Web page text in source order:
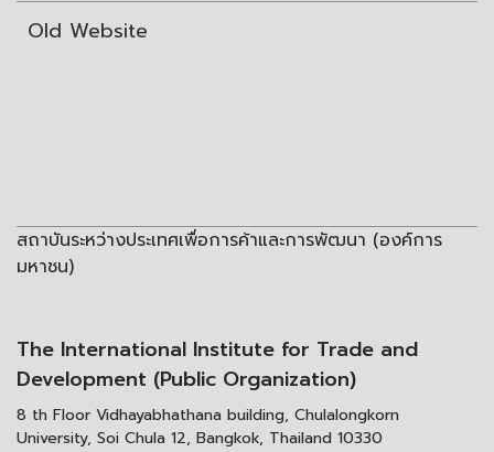
Old Website
สถาบันระหว่างประเทศเพื่อการค้าและการพัฒนา (องค์การ
มหาชน)
The International Institute for Trade and
Development (Public Organization)
8 th Floor Vidhayabhathana building, Chulalongkorn
University, Soi Chula 12, Bangkok, Thailand 10330